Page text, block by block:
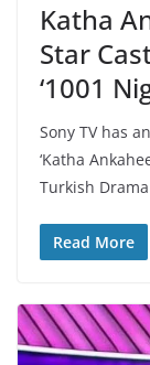
Katha
Star
‘1001
Sony TV has
‘Katha
Turkish Drama
Read More